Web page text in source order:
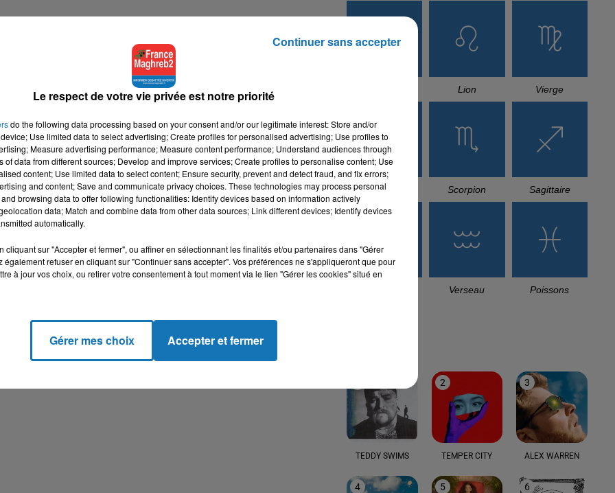
Lion Vierge
Balance Scorpion Sagittaire
Verseau Poissons
TEDDY SWIMS
2
TEMPER CITY
3
ALEX WARREN
4 5 6
Le respect de votre vie privée est notre priorité
do the following data processing based on your consent and/or our legitimate interest: Store and/or
Use limited data to select advertising; Create profiles for personalised advertising; Use profiles to
Measure advertising performance; Measure content performance; Understand audiences through
of data from different sources; Develop and improve services; Create profiles to personalise content; Use
content; Use limited data to select content; Ensure security, prevent and detect fraud, and fix errors;
and content; Save and communicate privacy choices. These technologies may process personal
browsing data to offer following functionalities: Identify devices based on information actively
data; Match and combine data from other data sources; Link different devices; Identify devices
automatically.
cliquant sur "Accepter et fermer", ou affiner en sélectionnant les finalités et/ou partenaires dans "Gérer
également refuser en cliquant sur "Continuer sans accepter". Vos préférences ne s'appliqueront que pour
à jour vos choix, ou retirer votre consentement à tout moment via le lien "Gérer les cookies" situé en
Gérer mes choix Accepter et fermer
Continuer sans accepter